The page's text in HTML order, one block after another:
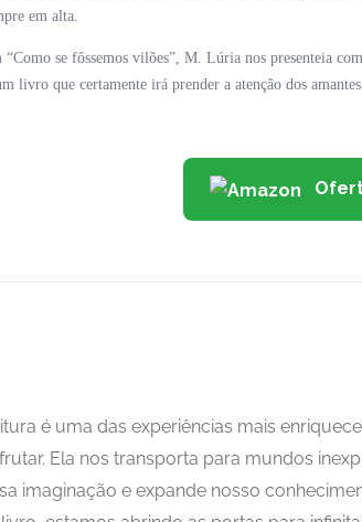
em alta.
“Como se fôssemos vilões”, M. Lúria nos presenteia
livro que certamente irá prender a atenção dos
é uma das experiências mais
Ela nos transporta para mundos
imaginação e expande nosso